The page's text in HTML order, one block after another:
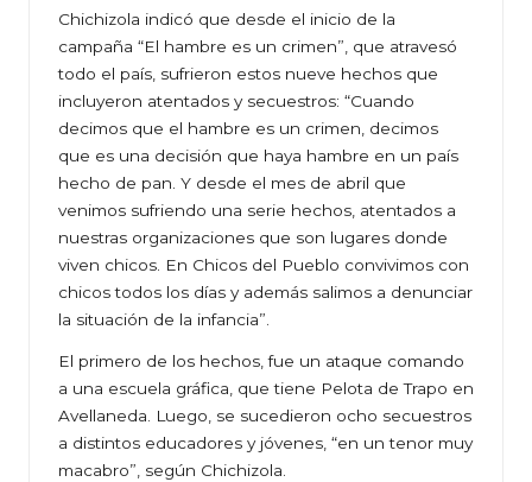
Chichizola indicó que desde el inicio de la
campaña “El hambre es un crimen”, que atravesó
todo el país, sufrieron estos nueve hechos que
incluyeron atentados y secuestros: “Cuando
decimos que el hambre es un crimen, decimos
que es una decisión que haya hambre en un país
hecho de pan. Y desde el mes de abril que
venimos sufriendo una serie hechos, atentados a
nuestras organizaciones que son lugares donde
viven chicos. En Chicos del Pueblo convivimos con
chicos todos los días y además salimos a denunciar
la situación de la infancia”.
El primero de los hechos, fue un ataque comando
a una escuela gráfica, que tiene Pelota de Trapo en
Avellaneda. Luego, se sucedieron ocho secuestros
a distintos educadores y jóvenes, “en un tenor muy
macabro”, según Chichizola.